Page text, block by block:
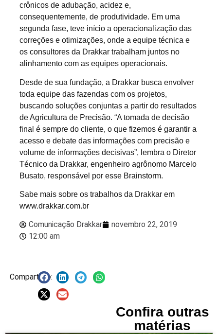
crônicos de adubação, acidez e,
consequentemente, de produtividade. Em uma
segunda fase, teve início a operacionalização das
correções e otimizações, onde a equipe técnica e
os consultores da Drakkar trabalham juntos no
alinhamento com as equipes operacionais.
Desde de sua fundação, a Drakkar busca envolver
toda equipe das fazendas com os projetos,
buscando soluções conjuntas a partir do resultados
de Agricultura de Precisão. “A tomada de decisão
final é sempre do cliente, o que fizemos é garantir a
acesso e debate das informações com precisão e
volume de informações decisivas”, lembra o Diretor
Técnico da Drakkar, engenheiro agrônomo Marcelo
Busato, responsável por esse Brainstorm.
Sabe mais sobre os trabalhos da Drakkar em
www.drakkar.com.br
Comunicação Drakkar
novembro 22, 2019
12:00 am
Confira outras
matérias
Compartilhe: